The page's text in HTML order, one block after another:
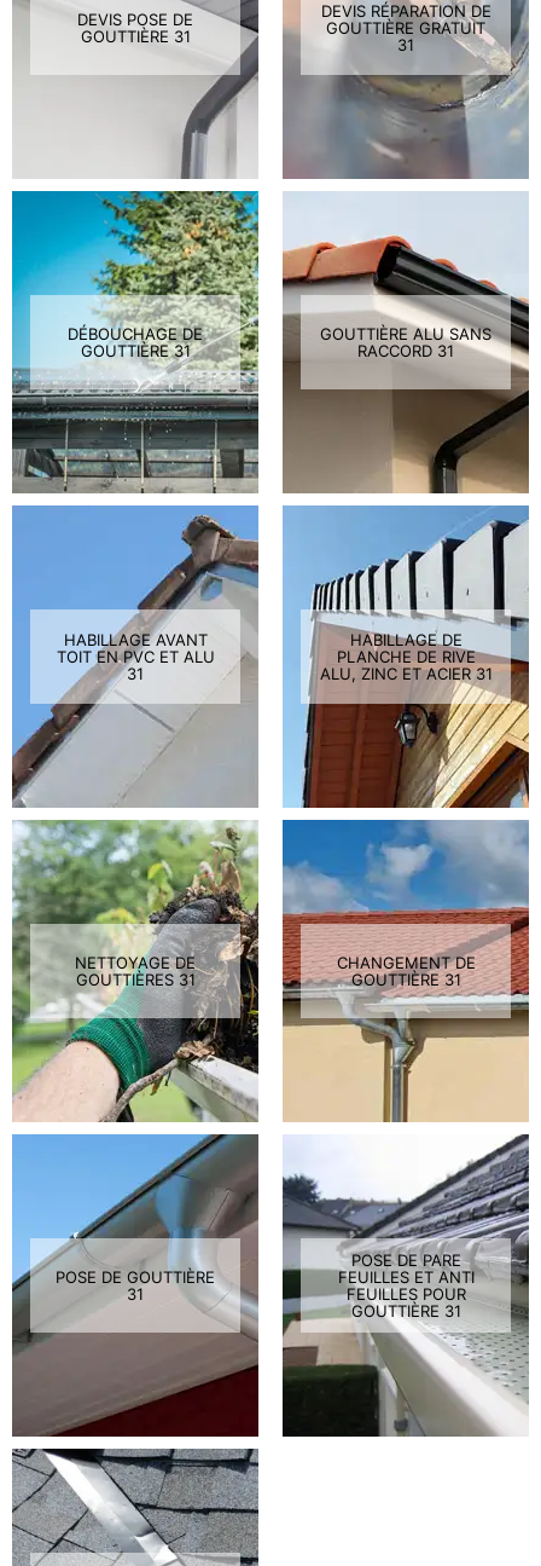
DEVIS POSE DE
GOUTTIÈRE 31
DEVIS RÉPARATION DE
GOUTTIÈRE GRATUIT
31
DÉBOUCHAGE DE
GOUTTIÈRE 31
GOUTTIÈRE ALU SANS
RACCORD 31
HABILLAGE AVANT
TOIT EN PVC ET ALU
31
HABILLAGE DE
PLANCHE DE RIVE
ALU, ZINC ET ACIER 31
NETTOYAGE DE
GOUTTIÈRES 31
CHANGEMENT DE
GOUTTIÈRE 31
POSE DE GOUTTIÈRE
31
POSE DE PARE
FEUILLES ET ANTI
FEUILLES POUR
GOUTTIÈRE 31